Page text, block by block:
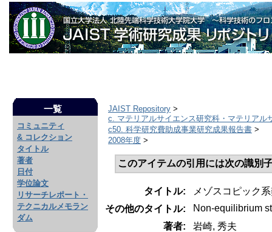
一覧
コミュニティ
& コレクション
タイトル
著者
日付
学位論文
リサーチレポート・
テクニカルメモラン
ダム
JAIST Repository >
c. マテリアルサイエンス研究科・マテリアル
c50. 科学研究費助成事業研究成果報告書 >
2008年度 >
このアイテムの引用には次の識別
タイトル:
メゾスコピック
その他のタイトル:
Non-equilibrium
著者:
岩崎, 秀夫